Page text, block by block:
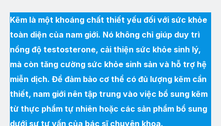
Kẽm là một khoáng chất thiết yếu đối với sức khỏe
toàn diện của nam giới. Nó không chỉ giúp duy trì
nồng độ testosterone, cải thiện sức khỏe sinh lý,
mà còn tăng cường sức khỏe sinh sản và hỗ trợ hệ
miễn dịch. Để đảm bảo cơ thể có đủ lượng kẽm cần
thiết, nam giới nên tập trung vào việc bổ sung kẽm
từ thực phẩm tự nhiên hoặc các sản phẩm bổ sung
dưới sự tư vấn của bác sĩ chuyên khoa.